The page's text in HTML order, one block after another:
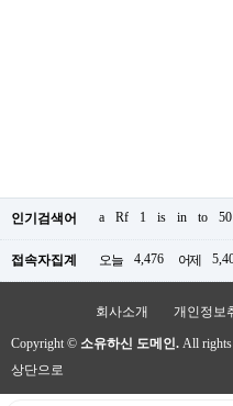
인기검색어 a Rf 1 is in to 50
접속자집계 오늘 4,476 어제
회사소개 개인정보
Copyright © 소유하신 도메인. All rights
상단으로